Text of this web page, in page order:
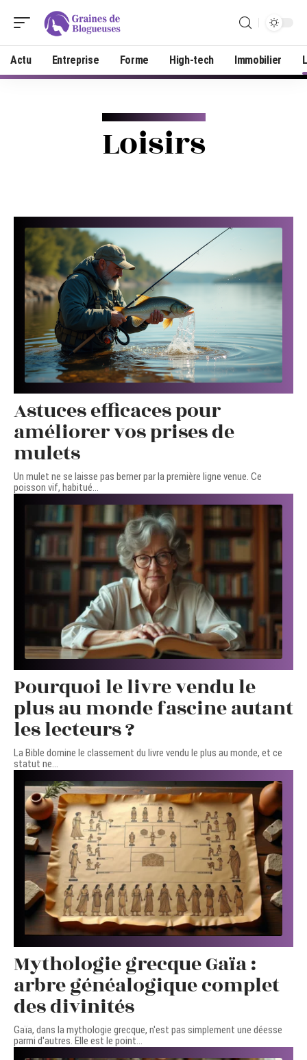
Actu Entreprise Forme High-tech Immobilier
Loisirs
Astuces efficaces pour
améliorer vos prises de
mulets
Un mulet ne se laisse pas berner par la première ligne venue. Ce
poisson vif, habitué
Pourquoi le livre vendu le
plus au monde fascine autant
les lecteurs ?
La Bible domine le classement du livre vendu le plus au monde, et ce
statut ne…
Mythologie grecque Gaïa :
arbre généalogique complet
des divinités
Gaïa, dans la mythologie grecque, n'est pas simplement une déesse
parmi d'autres. Elle est le point…